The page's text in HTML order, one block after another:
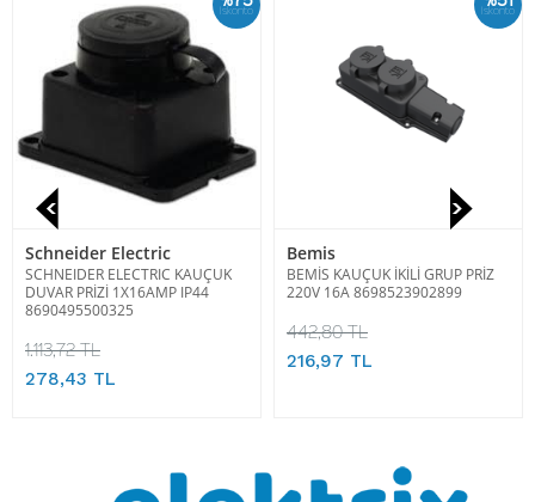
İskonto
Schneider Electric
SCHNEIDER ELECTRIC KAUÇUK
DUVAR PRİZİ 1X16AMP IP44
8690495500325
1.113,72 TL
278,43 TL
İskonto
Bemis
BEMİS KAUÇUK İKİLİ GRUP PRİZ
220V 16A 8698523902899
442,80 TL
216,97 TL